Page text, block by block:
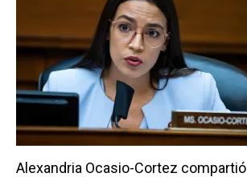
Alexandria Ocasio-Cortez compartió